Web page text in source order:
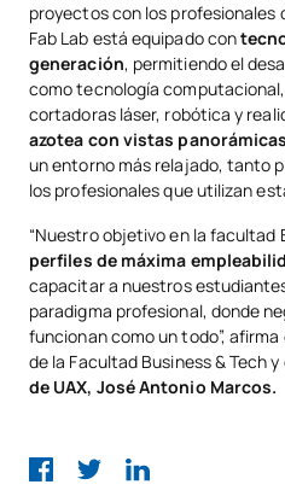
proyectos con los profesionales
Fab Lab está equipado con
generación, permitiendo el
como tecnología
cortadoras láser, robótica y
azotea con vistas
un entorno más relajado, tanto
los profesionales que utilizan
“Nuestro objetivo en la facultad
perfiles de máxima
capacitar a nuestros
paradigma profesional, donde
funcionan como un todo”,
de la Facultad Business & Tech y
de UAX, José Antonio Marcos.